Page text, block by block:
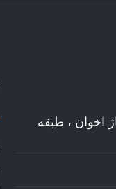
اخوان ، طبقه